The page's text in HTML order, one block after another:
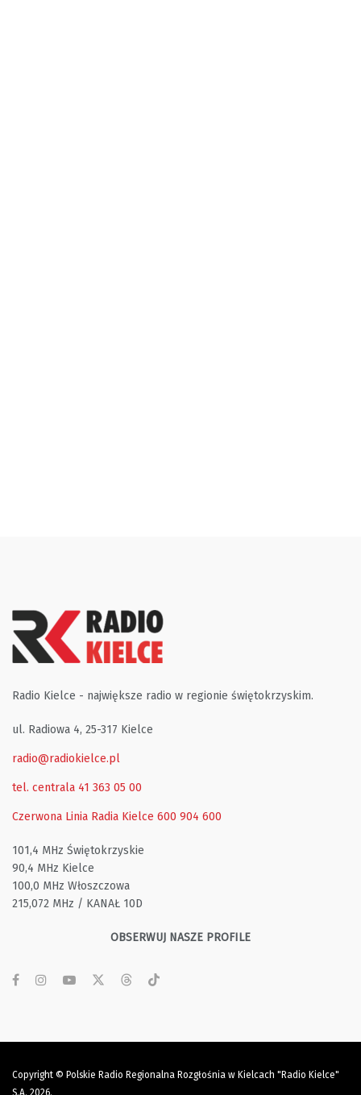
Radio Kielce - największe radio w regionie świętokrzyskim.
ul. Radiowa 4, 25-317 Kielce
radio@radiokielce.pl
tel. centrala 41 363 05 00
Czerwona Linia Radia Kielce 600 904 600
101,4 MHz Świętokrzyskie
90,4 MHz Kielce
100,0 MHz Włoszczowa
215,072 MHz / KANAŁ 10D
OBSERWUJ NASZE PROFILE
Copyright © Polskie Radio Regionalna Rozgłośnia w Kielcach "Radio Kielce"